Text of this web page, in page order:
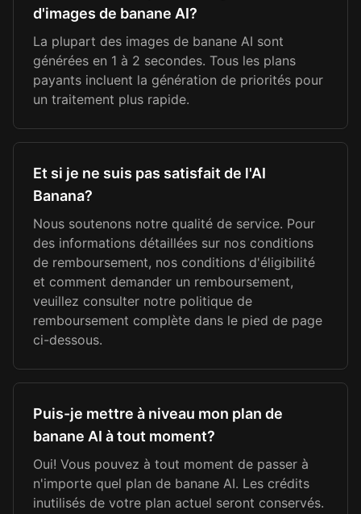
d'images de banane AI?
La plupart des images de banane AI sont
générées en 1 à 2 secondes. Tous les plans
payants incluent la génération de priorités pour
un traitement plus rapide.
Et si je ne suis pas satisfait de l'AI
Banana?
Nous soutenons notre qualité de service. Pour
des informations détaillées sur nos conditions
de remboursement, nos conditions d'éligibilité
et comment demander un remboursement,
veuillez consulter notre politique de
remboursement complète dans le pied de page
ci-dessous.
Puis-je mettre à niveau mon plan de
banane AI à tout moment?
Oui! Vous pouvez à tout moment de passer à
n'importe quel plan de banane AI. Les crédits
inutilisés de votre plan actuel seront conservés.